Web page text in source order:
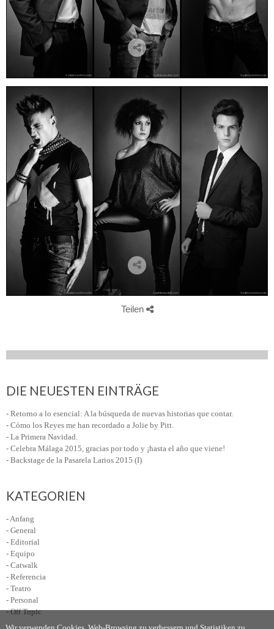
Teilen
DIE NEUESTEN EINTRÄGE
- Retorno a lo esencial: A la búsqueda de nuevas historias que contar.
- Cómo los Reyes me han recordado a Jolie by Pitt.
- La Primera Navidad.
- Celebra Málaga 2015, gracias por todo y ¡hasta el año que viene!
- Backstage de la Pasarela Larios 2015 (I)
KATEGORIEN
- Anfang
- General
- Editorial
- Equipo
- Catwalk
- Referencia
- Teatro
- Personal
- Off Topic
Wir verwenden Cookies, Web-Browsing zu verbessern und Statistiken zu